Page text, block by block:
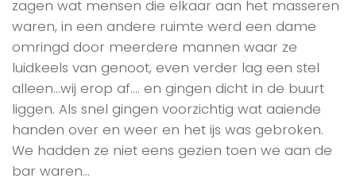
zagen wat mensen die elkaar aan het masseren
waren, in een andere ruimte werd een dame
omringd door meerdere mannen waar ze
luidkeels van genoot, even verder lag een stel
alleen…wij erop af…. en gingen dicht in de buurt
liggen. Als snel gingen voorzichtig wat aaiende
handen over en weer en het ijs was gebroken.
We hadden ze niet eens gezien toen we aan de
bar waren…